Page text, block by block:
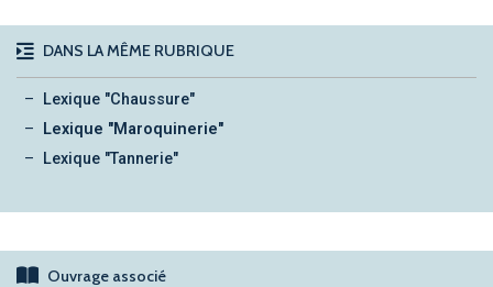
DANS LA MÊME RUBRIQUE
Lexique "Chaussure"
Lexique "Maroquinerie"
Lexique "Tannerie"
Ouvrage associé